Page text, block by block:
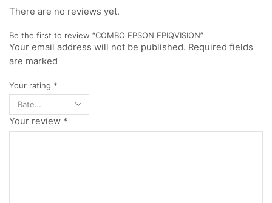
There are no reviews yet.
Be the first to review “COMBO EPSON EPIQVISION”
Your email address will not be published. Required fields
are marked
Your rating *
Your review *